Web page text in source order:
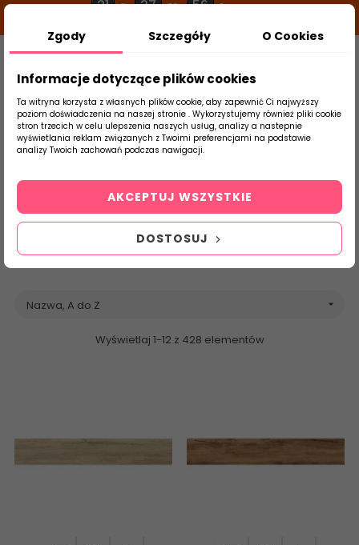
21 g 27 m 55 s
Szukaj
produktu
Strona Główna Brands Stargres
Lista produktów
marki Stargres
Nazwa, A do Z 
Wyświetlaj 1-12 z 428 elementów
Zgody Szczegóły O Cookies
Informacje dotyczące plików cookies
Ta witryna korzysta z własnych plików cookie, aby zapewnić Ci najwyższy
poziom doświadczenia na naszej stronie . Wykorzystujemy również pliki cookie
stron trzecich w celu ulepszenia naszych usług, analizy a nastepnie
wyświetlania reklam związanych z Twoimi preferencjami na podstawie
analizy Twoich zachowań podczas nawigacji.
DOSTOSUJ
AKCEPTUJ WSZYSTKIE